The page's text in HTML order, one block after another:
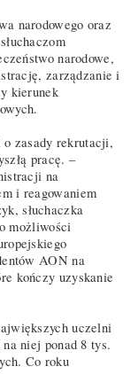
narodowego oraz
narodowe,
zarządzanie i
kierunek
zasady rekrutacji,
pracę. –
na
i reagowaniem
słuchaczka
możliwości
AON na
kończy uzyskanie
uczelni
niej ponad 8 tys.
Co roku